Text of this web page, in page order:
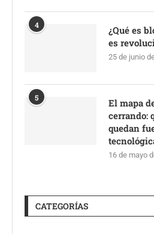
4
¿Qué es
es
25 de junio
5
El mapa
cerrando:
quedan
16 de mayo
CATEGORÍAS